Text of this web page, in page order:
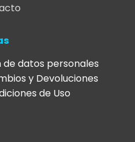
Las
se
elegir
en
la
datos personales
y Devoluciones
de Uso